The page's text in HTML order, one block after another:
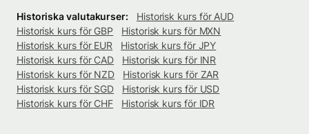
Historiska valutakurser:
Historisk kurs för AUD
Historisk kurs för GBP
Historisk kurs för MXN
Historisk kurs för EUR
Historisk kurs för JPY
Historisk kurs för CAD
Historisk kurs för INR
Historisk kurs för NZD
Historisk kurs för ZAR
Historisk kurs för SGD
Historisk kurs för USD
Historisk kurs för CHF
Historisk kurs för IDR